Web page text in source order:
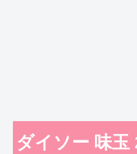
ダイソー 味玉